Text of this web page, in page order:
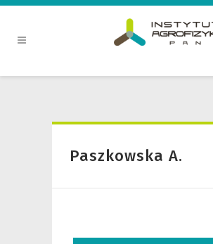
Paszkowska A.